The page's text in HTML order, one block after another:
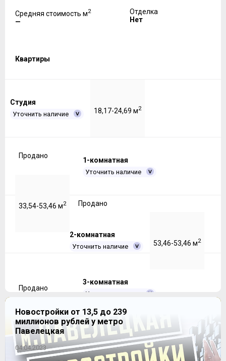
Средняя стоимость м2
—
Отделка
Нет
Квартиры
Студия
Уточнить наличие 18,17-24,69 м2
Продано
1-комнатная
Уточнить наличие
33,54-53,46 м2 Продано
2-комнатная
Уточнить наличие 53,46-53,46 м2
Продано
3-комнатная
Уточнить наличие
66,81-68,44 м2 Продано
Новостройки от 13,5 до 239
миллионов рублей у метро
Павелецкая
04.04.2023